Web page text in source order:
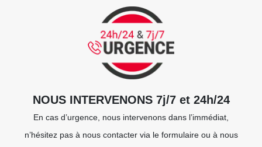
NOUS INTERVENONS 7j/7 et 24h/24
En cas d’urgence, nous intervenons dans l’immédiat,
n’hésitez pas à nous contacter via le formulaire ou à nous